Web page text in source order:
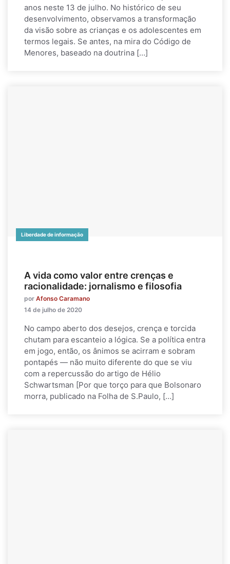
anos neste 13 de julho. No histórico de seu
desenvolvimento, observamos a transformação
da visão sobre as crianças e os adolescentes em
termos legais. Se antes, na mira do Código de
Menores, baseado na doutrina […]
Liberdade de informação
A vida como valor entre crenças e
racionalidade: jornalismo e filosofia
por Afonso Caramano
14 de julho de 2020
No campo aberto dos desejos, crença e torcida
chutam para escanteio a lógica. Se a política entra
em jogo, então, os ânimos se acirram e sobram
pontapés — não muito diferente do que se viu
com a repercussão do artigo de Hélio
Schwartsman [Por que torço para que Bolsonaro
morra, publicado na Folha de S.Paulo, […]